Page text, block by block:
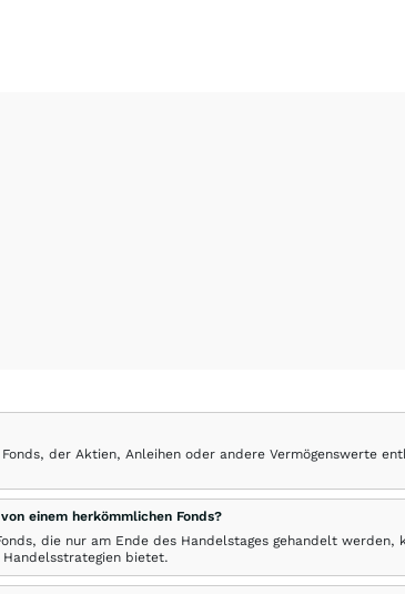
der Aktien, Anleihen oder andere Vermögenswerte
einem herkömmlichen Fonds?
die nur am Ende des Handelstages gehandelt werden,
bietet.